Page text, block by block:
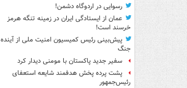
رسوایی در اردوگاه دشمن!
عمان از ایستادگی ایران در زمینه تنگه هرمز
خرسند است!
پیش‌بینی رئیس کمیسیون امنیت ملی از آینده
جنگ
سفیر جدید پاکستان با مومنی دیدار کرد
پشت پرده پخش هدفمند شایعه استعفای
رئیس‌جمهور